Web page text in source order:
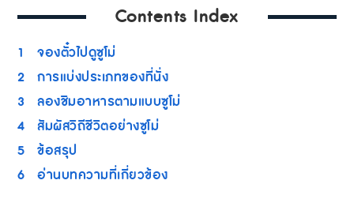
Contents Index
1
จองตั๋วไปดูซูโม่
2 การแบ่งประเภทของที่นั่ง
3
ลองชิมอาหารตามแบบซูโม่
4 สัมผัสวิถีชีวิตอย่างซูโม่
5 ข้อสรุป
6 อ่านบทความที่เกี่ยวข้อง